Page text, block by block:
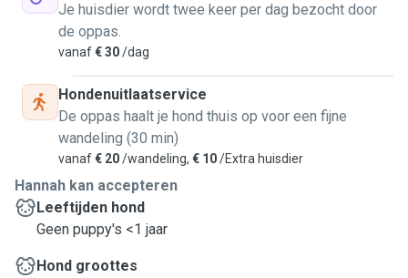
Je huisdier wordt twee keer per dag bezocht door
de oppas.
vanaf€ 30/dag
Hondenuitlaatservice
De oppas haalt je hond thuis op voor een fijne
wandeling (30 min)
vanaf€ 20/wandeling, € 10/Extra huisdier
Hannah kan accepteren
Leeftijden hond
Geen puppy's <1 jaar
Hond groottes